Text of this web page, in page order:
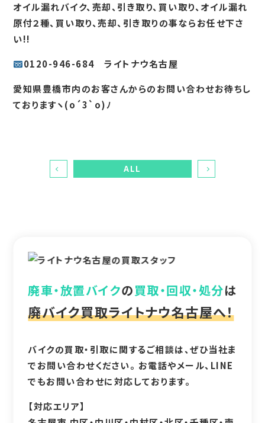
オイル漏れバイク、売却、引き取り、買い取り、オイル漏れ
原付２種、買い取り、売却、引き取りの事ならお任せ下さ
い!!
0120-946-684 ライトナウ名古屋
愛知県豊橋市内のお客さんからのお問い合わせお待ちし
ておりますヽ(o´3`o)ﾉ
ALL
廃車・放置バイクの買取・回収・処分は
廃バイク買取ライトナウ名古屋へ！
バイクの買取・引取に関するご相談は、ぜひ当社ま
でお問い合わせください。 お電話やメール、LINE
でもお問い合わせに対応しております。
【対応エリア】